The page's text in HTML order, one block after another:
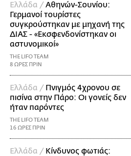
Ελλάδα /Αθηνών-Σουνίου:
Γερμανοί τουρίστες
συγκρούστηκαν με μηχανή της
ΔΙΑΣ - «Εκσφενδονίστηκαν οι
αστυνομικοί»
THE LIFO TEAM
8 ΩΡΕΣ ΠΡΙΝ
Ελλάδα / Πνιγμός 4χρονου σε
πισίνα στην Πάρο: Οι γονείς δεν
ήταν παρόντες
THE LIFO TEAM
16 ΩΡΕΣ ΠΡΙΝ
Ελλάδα / Κίνδυνος φωτιάς: